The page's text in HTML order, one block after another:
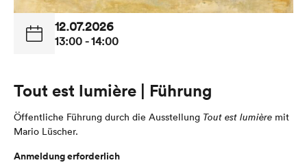
12.07.2026
13:00 - 14:00
Tout est lumière | Führung
Öffentliche Führung durch die Ausstellung Tout est lumière mit
Mario Lüscher.
Anmeldung erforderlich